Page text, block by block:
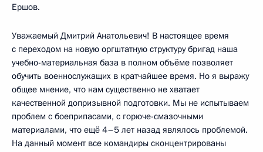
Ершов.
Уважаемый Дмитрий Анатольевич! В настоящее время
с переходом на новую оргштатную структуру бригад наша
учебно-материальная база в полном объёме позволяет
обучить военнослужащих в кратчайшее время. Но я выражу
общее мнение, что нам существенно не хватает
качественной допризывной подготовки. Мы не испытываем
проблем с боеприпасами, с горюче-смазочными
материалами, что ещё 4–5 лет назад являлось проблемой.
На данный момент все командиры сконцентрированы